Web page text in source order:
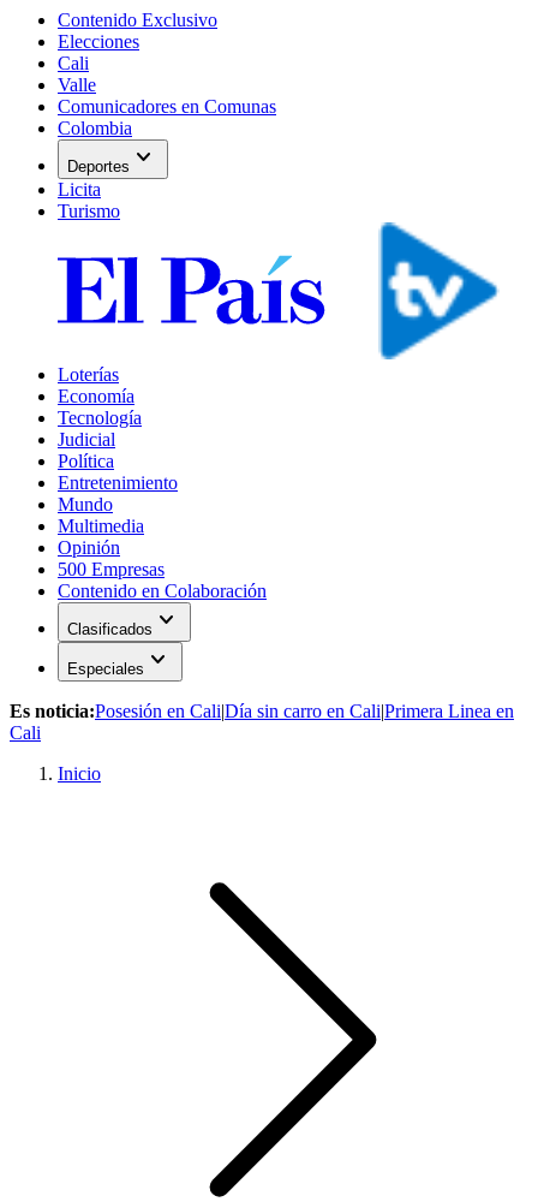
Contenido Exclusivo
Elecciones
Cali
Valle
Comunicadores en Comunas
Colombia
Deportes expand_more
Licita
Turismo
Loterías
Economía
Tecnología
Judicial
Política
Entretenimiento
Mundo
Multimedia
Opinión
500 Empresas
Contenido en Colaboración
Clasificados expand_more
Especiales expand_more
Es noticia:Posesión en Cali|Día sin carro en Cali|Primera Linea en
Cali
Inicio